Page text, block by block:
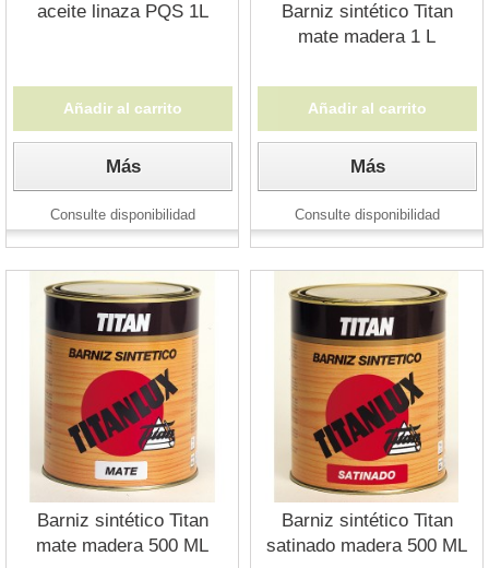
aceite linaza PQS 1L
Añadir al carrito
Más
Consulte disponibilidad
Barniz sintético Titan
mate madera 1 L
Añadir al carrito
Más
Consulte disponibilidad
Barniz sintético Titan
mate madera 500 ML
Barniz sintético Titan
satinado madera 500 ML